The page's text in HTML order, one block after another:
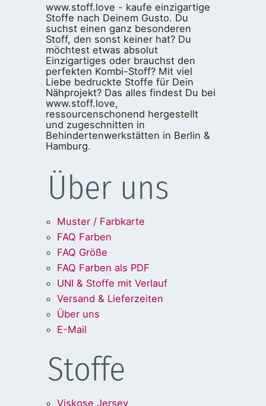
www.stoff.love - kaufe einzigartige
Stoffe nach Deinem Gusto. Du
suchst einen ganz besonderen
Stoff, den sonst keiner hat? Du
möchtest etwas absolut
Einzigartiges oder brauchst den
perfekten Kombi-Stoff? Mit viel
Liebe bedruckte Stoffe für Dein
Nähprojekt? Das alles findest Du bei
www.stoff.love,
ressourcenschonend hergestellt
und zugeschnitten in
Behindertenwerkstätten in Berlin &
Hamburg.
Über uns
Muster / Farbkarte
FAQ Farben
FAQ Größe
FAQ Farben als PDF
UNI & Stoffe mit Verlauf
Versand & Lieferzeiten
Über uns
E-Mail
Stoffe
Viskose Jersey